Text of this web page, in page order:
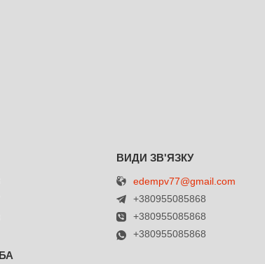
edempv77@gmail.com
+380955085868
+380955085868
+380955085868